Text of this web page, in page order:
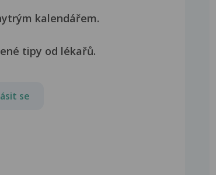
kalendářem.
tipy od lékařů.
se